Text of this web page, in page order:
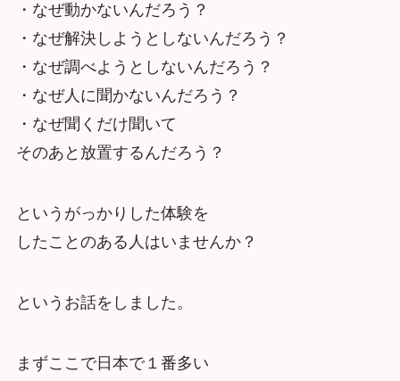
・なぜ動かないんだろう？
・なぜ解決しようとしないんだろう？
・なぜ調べようとしないんだろう？
・なぜ人に聞かないんだろう？
・なぜ聞くだけ聞いて
そのあと放置するんだろう？
というがっかりした体験を
したことのある人はいませんか？
というお話をしました。
まずここで日本で１番多い